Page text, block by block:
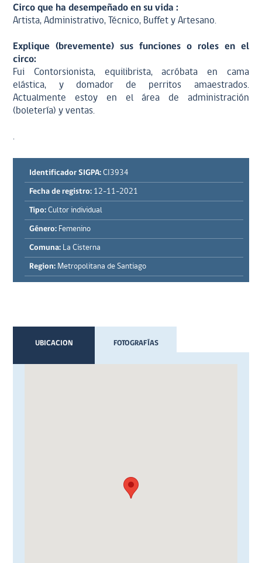
Circo que ha desempeñado en su vida :
Artista, Administrativo, Técnico, Buffet y Artesano.
Explique (brevemente) sus funciones o roles en el
circo:
Fui Contorsionista, equilibrista, acróbata en cama
elástica, y domador de perritos amaestrados.
Actualmente estoy en el área de administración
(boletería) y ventas.
.
Identificador SIGPA: CI3934
Fecha de registro: 12-11-2021
Tipo: Cultor individual
Género: Femenino
Comuna: La Cisterna
Region: Metropolitana de Santiago
UBICACION FOTOGRAFÍAS